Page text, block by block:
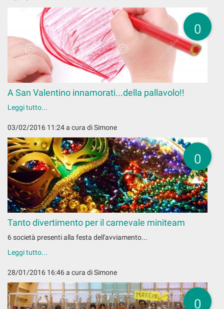
0
A San Valentino innamorati...della pallavolo!!
Leggi tutto...
03/02/2016 11:24a cura di Simone
0
Tanto divertimento per il carnevale miniteam
6 società presenti alla festa dell'avviamento...
Leggi tutto...
28/01/2016 16:46a cura di Simone
0